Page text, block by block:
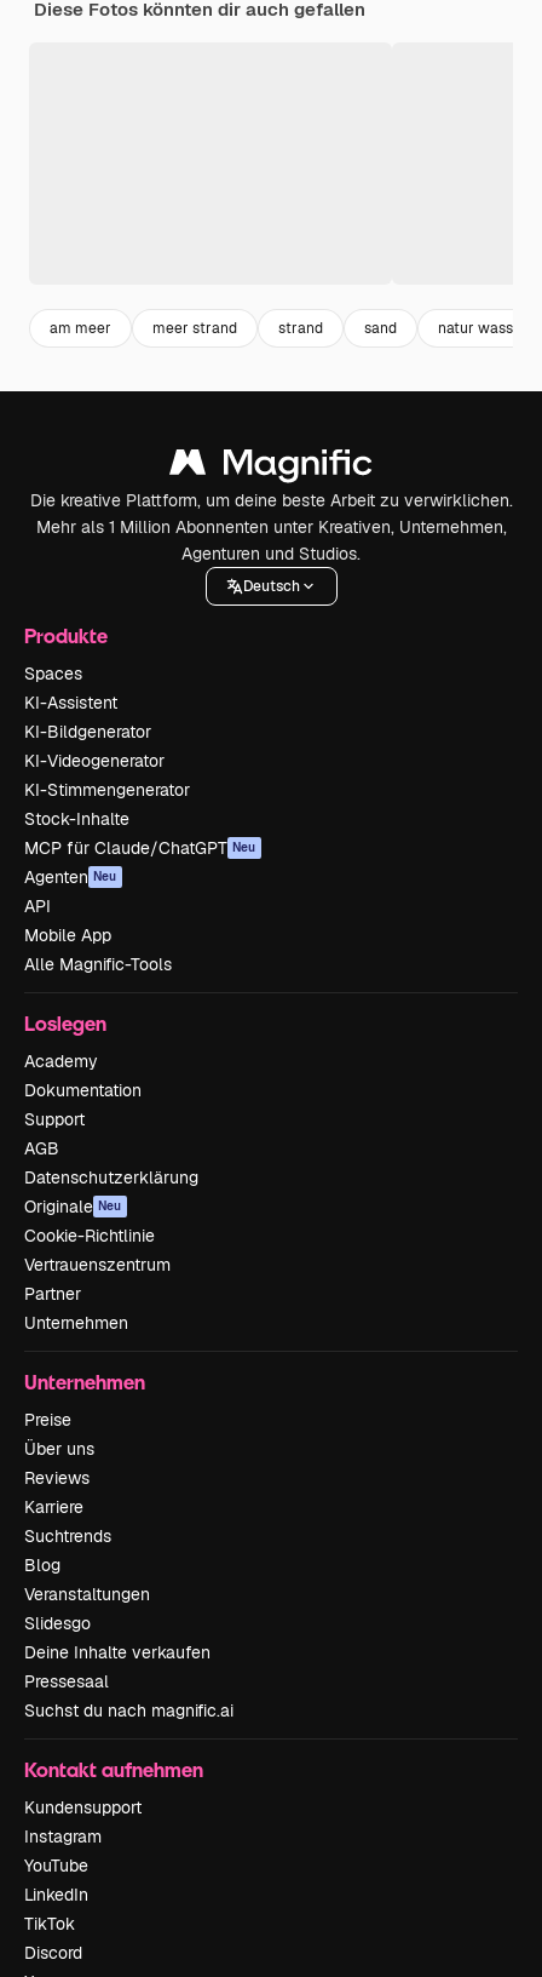
Diese Fotos könnten dir auch gefallen
am meer meer strand strand sand natur wasser
Die kreative Plattform, um deine beste Arbeit zu verwirklichen.
Mehr als 1 Million Abonnenten unter Kreativen, Unternehmen,
Agenturen und Studios.
Deutsch
Produkte
Spaces
KI-Assistent
KI-Bildgenerator
KI-Videogenerator
KI-Stimmengenerator
Stock-Inhalte
MCP für Claude/ChatGPT Neu
Agenten Neu
API
Mobile App
Alle Magnific-Tools
Loslegen
Academy
Dokumentation
Support
AGB
Datenschutzerklärung
Originale Neu
Cookie-Richtlinie
Vertrauenszentrum
Partner
Unternehmen
Unternehmen
Preise
Über uns
Reviews
Karriere
Suchtrends
Blog
Veranstaltungen
Slidesgo
Deine Inhalte verkaufen
Pressesaal
Suchst du nach magnific.ai
Kontakt aufnehmen
Kundensupport
Instagram
YouTube
LinkedIn
TikTok
Discord